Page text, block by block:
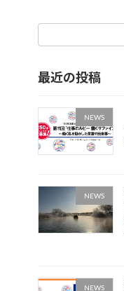
最近の投稿
NEWS
NEWS
NEWS